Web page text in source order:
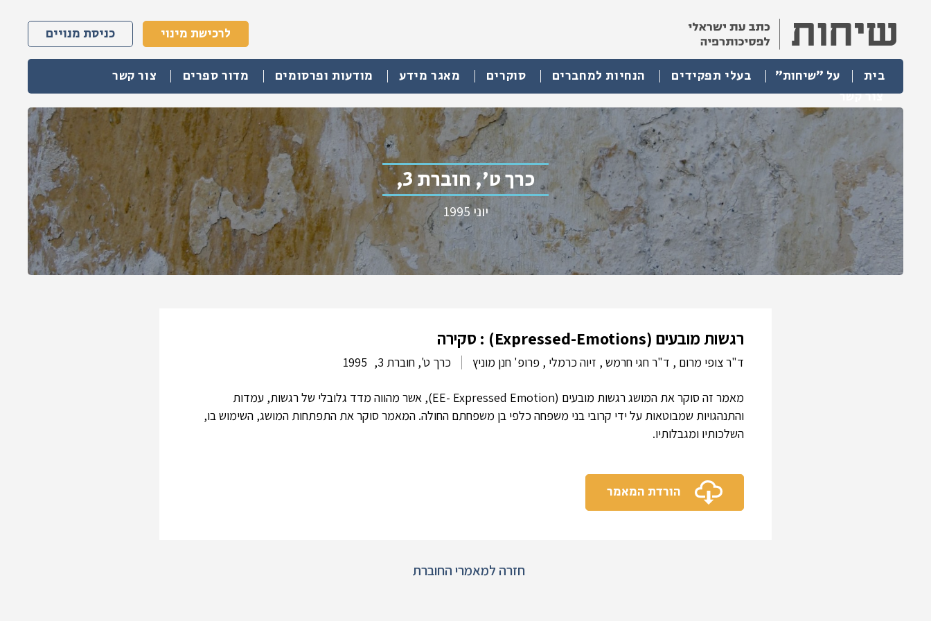
לרכישת מינוי כניסת מנויים
בית על "שיחות" בעלי תפקידים הנחיות למחברים סוקרים מאגר מידע מודעות ופרסומים מדור ספרים
צור קשר
צור קשר
כרך ט', חוברת 3,
יוני 1995
רגשות מובעים (Expressed-Emotions) : סקירה
ד"ר צופי מרום , ד"ר חגי חרמש , זיוה כרמלי , פרופ' חנן מוניץ כרך ט', חוברת 3, 1995
מאמר זה סוקר את המושג רגשות מובעים (EE- Expressed Emotion), אשר מהווה מדד גלובלי של רגשות, עמדות
והתנהגויות שמבוטאות על ידי קרובי בני משפחה כלפי בן משפחתם החולה. המאמר סוקר את התפתחות המושג, השימוש בו,
השלכותיו ומגבלותיו.
הורדת המאמר
חזרה למאמרי החוברת